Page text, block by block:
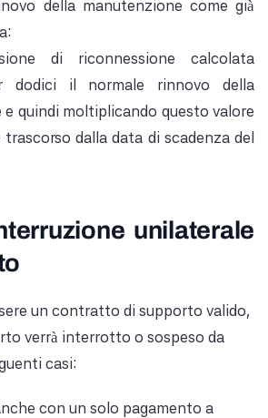
della manutenzione come già
di riconnessione calcolata
dodici il normale rinnovo della
quindi moltiplicando questo valore
dalla data di scadenza del
unilaterale
un contratto di supporto valido,
verrà interrotto o sospeso da
casi:
con un solo pagamento a